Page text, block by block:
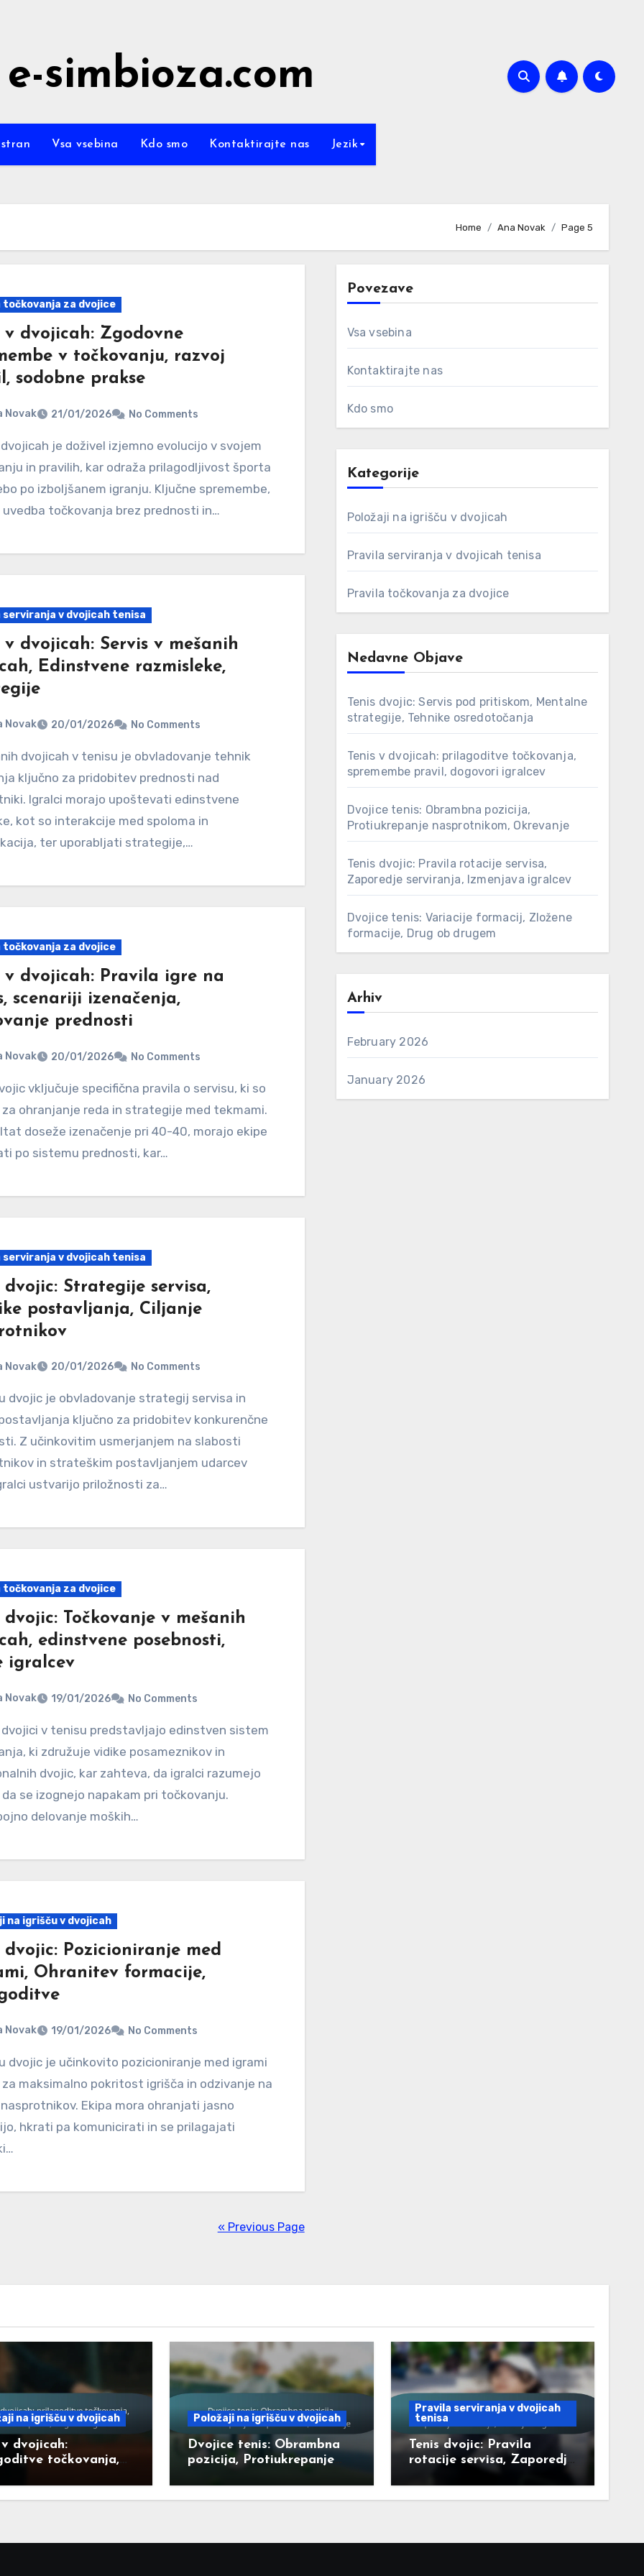
e-simbioza.com
Vsa vsebina Kdo smo Kontaktirajte nas Jezik
Home Ana Novak Page 5
točkovanja za dvojice
v dvojicah: Zgodovne
v točkovanju, razvoj
sodobne prakse
Novak 21/01/2026 No Comments
in pravilih, kar odraža prilagodljivost športa
po izboljšanem igranju. Ključne spremembe,
točkovanja brez prednosti in…
serviranja v dvojicah tenisa
v dvojicah: Servis v mešanih
Edinstvene razmisleke,
Novak 20/01/2026 No Comments
ključno za pridobitev prednosti nad
Igralci morajo upoštevati edinstvene
kot so interakcije med spoloma in
ter uporabljati strategije,…
točkovanja za dvojice
v dvojicah: Pravila igre na
scenariji izenačenja,
prednosti
Novak 20/01/2026 No Comments
ohranjanje reda in strategije med tekmami.
doseže izenačenje pri 40-40, morajo ekipe
po sistemu prednosti, kar…
serviranja v dvojicah tenisa
dvojic: Strategije servisa,
postavljanja, Ciljanje
Novak 20/01/2026 No Comments
ključno za pridobitev konkurenčne
Z učinkovitim usmerjanjem na slabosti
in strateškim postavljanjem udarcev
ustvarijo priložnosti za…
točkovanja za dvojice
dvojic: Točkovanje v mešanih
edinstvene posebnosti,
igralcev
Novak 19/01/2026 No Comments
ki združuje vidike posameznikov in
dvojic, kar zahteva, da igralci razumejo
da se izognejo napakam pri točkovanju.
delovanje moških…
na igrišču v dvojicah
dvojic: Pozicioniranje med
Ohranitev formacije,
Novak 19/01/2026 No Comments
maksimalno pokritost igrišča in odzivanje na
Ekipa mora ohranjati jasno
hkrati pa komunicirati in se prilagajati
« Previous Page
Povezave
Vsa vsebina
Kontaktirajte nas
Kdo smo
Kategorije
Položaji na igrišču v dvojicah
Pravila serviranja v dvojicah tenisa
Pravila točkovanja za dvojice
Nedavne Objave
Tenis dvojic: Servis pod pritiskom, Mentalne
strategije, Tehnike osredotočanja
Tenis v dvojicah: prilagoditve točkovanja,
spremembe pravil, dogovori igralcev
Dvojice tenis: Obrambna pozicija,
Protiukrepanje nasprotnikom, Okrevanje
Tenis dvojic: Pravila rotacije servisa,
Zaporedje serviranja, Izmenjava igralcev
Dvojice tenis: Variacije formacij, Zložene
formacije, Drug ob drugem
Arhiv
February 2026
January 2026
na igrišču v dvojicah
v dvojicah:
točkovanja,
Položaji na igrišču v dvojicah
Dvojice tenis: Obrambna
pozicija, Protiukrepanje
Pravila serviranja v dvojicah
tenisa
Tenis dvojic: Pravila
rotacije servisa, Zaporedje
serviranja, Izmenjava